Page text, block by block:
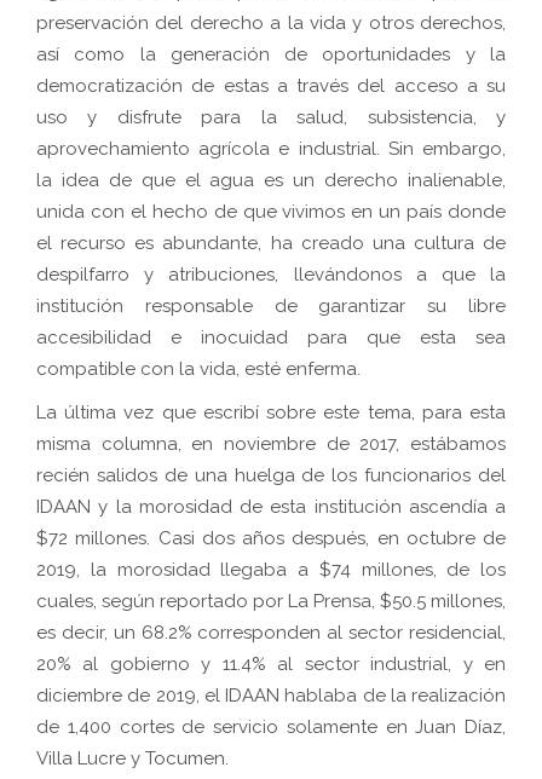
preservación del derecho a la vida y otros derechos,
así como la generación de oportunidades y la
democratización de estas a través del acceso a su
uso y disfrute para la salud, subsistencia, y
aprovechamiento agrícola e industrial. Sin embargo,
la idea de que el agua es un derecho inalienable,
unida con el hecho de que vivimos en un país donde
el recurso es abundante, ha creado una cultura de
despilfarro y atribuciones, llevándonos a que la
institución responsable de garantizar su libre
accesibilidad e inocuidad para que esta sea
compatible con la vida, esté enferma.
La última vez que escribí sobre este tema, para esta
misma columna, en noviembre de 2017, estábamos
recién salidos de una huelga de los funcionarios del
IDAAN y la morosidad de esta institución ascendía a
$72 millones. Casi dos años después, en octubre de
2019, la morosidad llegaba a $74 millones, de los
cuales, según reportado por La Prensa, $50.5 millones,
es decir, un 68.2% corresponden al sector residencial,
20% al gobierno y 11.4% al sector industrial, y en
diciembre de 2019, el IDAAN hablaba de la realización
de 1,400 cortes de servicio solamente en Juan Díaz,
Villa Lucre y Tocumen.